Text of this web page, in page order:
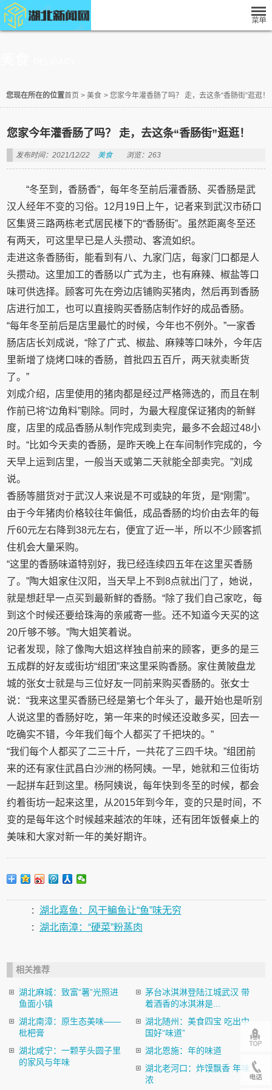
您现在所在的位置首页 > 美食 > 您家今年灌香肠了吗？ 走，去这条“香肠街”逛逛！
您家今年灌香肠了吗？ 走，去这条“香肠街”逛逛！
发布时间：2021/12/22 美食 浏览：263
“冬至到，香肠香”，每年冬至前后灌香肠、买香肠是武
汉人经年不变的习俗。12月19日上午，记者来到武汉市硚口
区集贤三路两栋老式居民楼下的“香肠街”。虽然距离冬至还
有两天，可这里早已是人头攒动、客流如织。
走进这条香肠街，能看到有八、九家门店，每家门口都是人
头攒动。这里加工的香肠以广式为主，也有麻辣、椒盐等口
味可供选择。顾客可先在旁边店铺购买猪肉，然后再到香肠
店进行加工，也可以直接购买香肠店制作好的成品香肠。
“每年冬至前后是店里最忙的时候，今年也不例外。”一家香
肠店店长刘成说，“除了广式、椒盐、麻辣等口味外，今年店
里新增了烧烤口味的香肠，首批四五百斤，两天就卖断货
了。”
刘成介绍，店里使用的猪肉都是经过严格筛选的，而且在制
作前已将“边角料”剔除。同时，为最大程度保证猪肉的新鲜
度，店里的成品香肠从制作完成到卖完，最多不会超过48小
时。“比如今天卖的香肠，是昨天晚上在车间制作完成的，今
天早上运到店里，一般当天或第二天就能全部卖完。”刘成
说。
香肠等腊货对于武汉人来说是不可或缺的年货，是“刚需”。
由于今年猪肉价格较往年偏低，成品香肠的均价由去年的每
斤60元左右降到38元左右，便宜了近一半，所以不少顾客抓
住机会大量采购。
“这里的香肠味道特别好，我已经连续四五年在这里买香肠
了。”陶大姐家住汉阳，当天早上不到8点就出门了，她说，
就是想赶早一点买到最新鲜的香肠。“除了我们自己家吃，每
到这个时候还要给珠海的亲戚寄一些。还不知道今天买的这
20斤够不够。”陶大姐笑着说。
记者发现，除了像陶大姐这样独自前来的顾客，更多的是三
五成群的好友或街坊“组团”来这里采购香肠。家住黄陂盘龙
城的张女士就是与三位好友一同前来购买香肠的。张女士
说：“我来这里买香肠已经是第七个年头了，最开始也是听别
人说这里的香肠好吃，第一年来的时候还没敢多买，回去一
吃确实不错，今年我们每个人都买了千把块的。”
“我们每个人都买了二三十斤，一共花了三四千块。”组团前
来的还有家住武昌白沙洲的杨阿姨。一早，她就和三位街坊
一起拼车赶到这里。杨阿姨说，每年快到冬至的时候，都会
约着街坊一起来这里，从2015年到今年，变的只是时间，不
变的是每年这个时候越来越浓的年味，还有团年饭餐桌上的
美味和大家对新一年的美好期许。
: 湖北嘉鱼：风干鳊鱼让“鱼”味无穷
: 湖北南漳：“硬菜”粉蒸肉
相关推荐
湖北麻城：致富“薯”光照进
鱼面小镇
茅台冰淇淋登陆江城武汉 带
着酒香的冰淇淋是...
湖北南漳：原生态美味——
枇杷膏
湖北随州：美食四宝 吃出中
国好“味道”
湖北咸宁：一颗芋头圆子里
的家风与年味
湖北恩施：年的味道
湖北老河口：炸馍飘香 年味
浓